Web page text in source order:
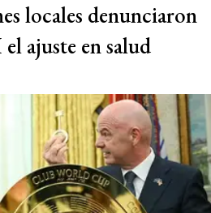
locales denunciaron
ajuste en salud